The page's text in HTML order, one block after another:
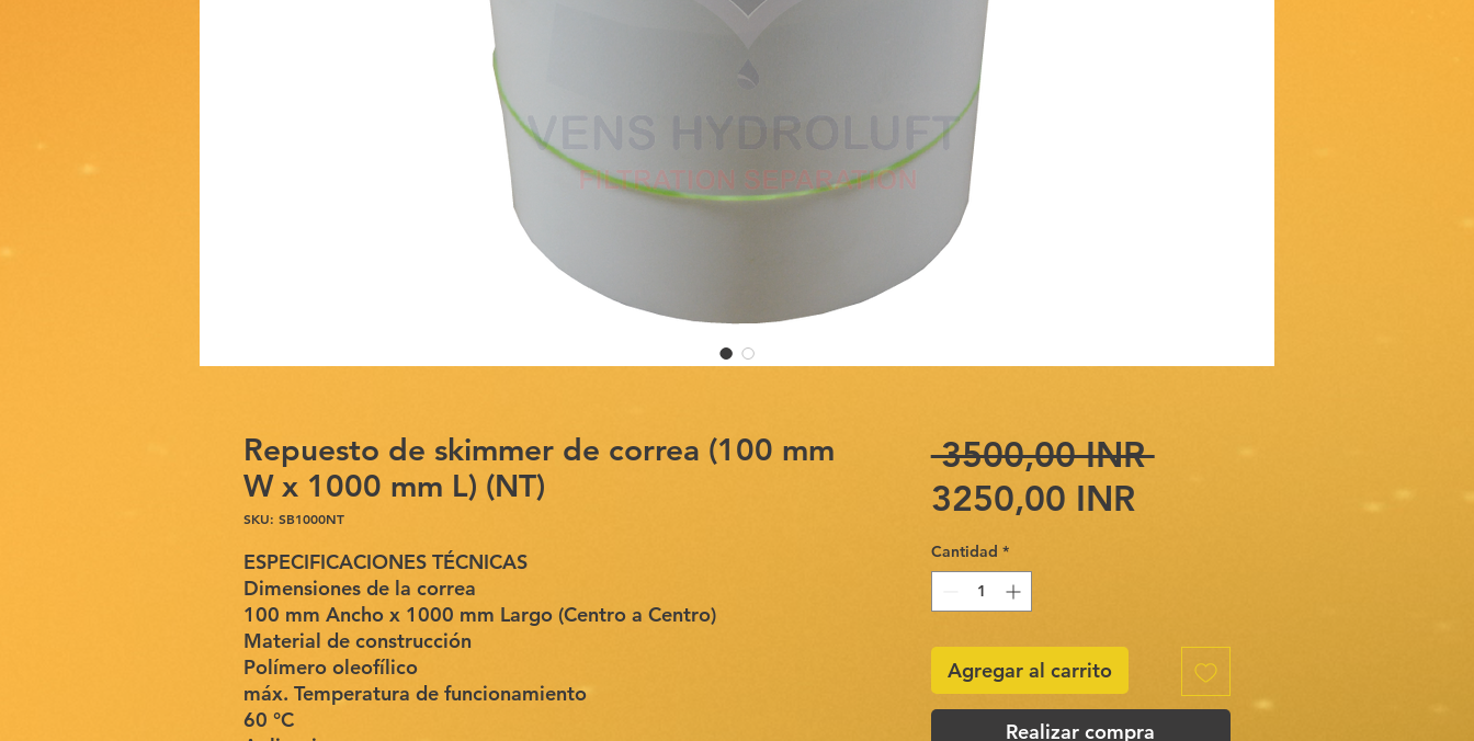
Repuesto de skimmer de correa (100 mm
W x 1000 mm L) (NT)
SKU: SB1000NT
ESPECIFICACIONES TÉCNICAS
Dimensiones de la correa
100 mm Ancho x 1000 mm Largo (Centro a Centro)
Material de construcción
Polímero oleofílico
máx. Temperatura de funcionamiento
60 °C
3500,00 INR Precio
3250,00 INRPrecio
Cantidad *
Agregar al carrito
Realizar compra